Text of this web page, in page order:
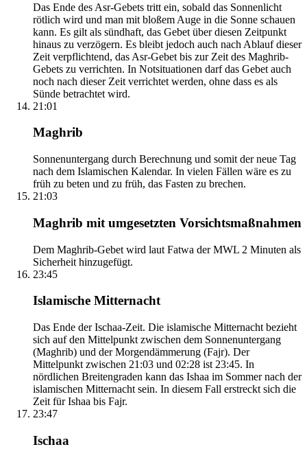
Das Ende des Asr-Gebets tritt ein, sobald das Sonnenlicht
rötlich wird und man mit bloßem Auge in die Sonne schauen
kann. Es gilt als sündhaft, das Gebet über diesen Zeitpunkt
hinaus zu verzögern. Es bleibt jedoch auch nach Ablauf dieser
Zeit verpflichtend, das Asr-Gebet bis zur Zeit des Maghrib-
Gebets zu verrichten. In Notsituationen darf das Gebet auch
noch nach dieser Zeit verrichtet werden, ohne dass es als
Sünde betrachtet wird.
21:01
Maghrib
Sonnenuntergang durch Berechnung und somit der neue Tag
nach dem Islamischen Kalendar. In vielen Fällen wäre es zu
früh zu beten und zu früh, das Fasten zu brechen.
21:03
Maghrib mit umgesetzten Vorsichtsmaßnahmen
Dem Maghrib-Gebet wird laut Fatwa der MWL 2 Minuten als
Sicherheit hinzugefügt.
23:45
Islamische Mitternacht
Das Ende der Ischaa-Zeit. Die islamische Mitternacht bezieht
sich auf den Mittelpunkt zwischen dem Sonnenuntergang
(Maghrib) und der Morgendämmerung (Fajr). Der
Mittelpunkt zwischen 21:03 und 02:28 ist 23:45. In
nördlichen Breitengraden kann das Ishaa im Sommer nach der
islamischen Mitternacht sein. In diesem Fall erstreckt sich die
Zeit für Ishaa bis Fajr.
23:47
Ischaa